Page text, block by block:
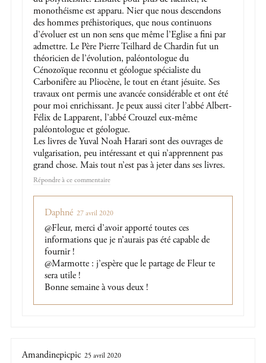
monothéisme est apparu. Nier que nous descendons
des hommes préhistoriques, que nous continuons
d’évoluer est un non sens que même l’Eglise a fini par
admettre. Le Père Pierre Teilhard de Chardin fut un
théoricien de l’évolution, paléontologue du
Cénozoïque reconnu et géologue spécialiste du
Carbonifère au Pliocène, le tout en étant jésuite. Ses
travaux ont permis une avancée considérable et ont été
pour moi enrichissant. Je peux aussi citer l’abbé Albert-
Félix de Lapparent, l’abbé Crouzel eux-même
paléontologue et géologue.
Les livres de Yuval Noah Harari sont des ouvrages de
vulgarisation, peu intéressant et qui n’apprennent pas
grand chose. Mais tout n’est pas à jeter dans ses livres.
Répondre
Daphné 27 avril 2020
@Fleur, merci d’avoir apporté toutes ces
informations que je n’aurais pas été capable de
fournir !
@Marmotte : j’espère que le partage de Fleur te
sera utile !
Bonne semaine à vous deux !
Amandinepicpic 25 avril 2020